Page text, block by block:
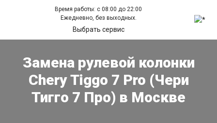
Время работы: с 08:00 до 22:00
Ежедневно, без выходных.
Выбрать сервис
Замена рулевой колонки
Chery Tiggo 7 Pro (Чери
Тигго 7 Про) в Москве